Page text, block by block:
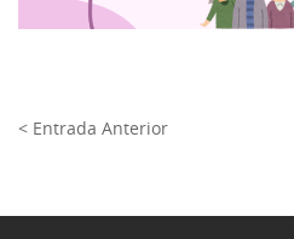
< Entrada Anterior